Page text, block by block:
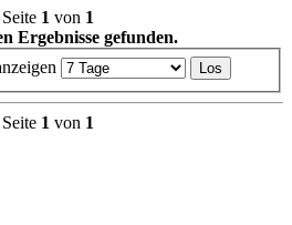
1 von 1
Ergebnisse gefunden.
1 von 1